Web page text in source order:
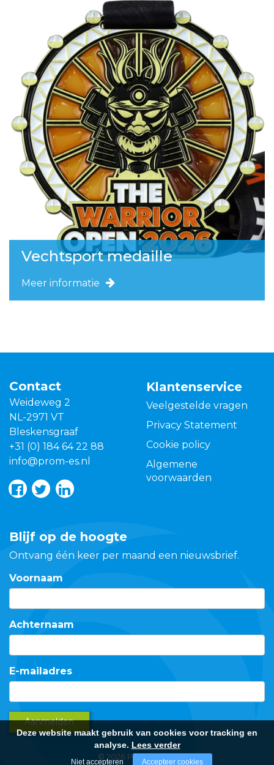
Vechtsport medaille
Meer informatie
Contact
Weideweg 2
NL-2971 VT
Bleskensgraaf
+31 (0) 184 64 22 88
info@prom-es.nl
Klantenservice
Veelgestelde vragen
Privacy Statement
Cookie policy
Algemene
voorwaarden
Blijf op de hoogte
Ontvang één keer per maand een nieuwsbrief.
Voornaam
Achternaam
E-mailadres
Aanmelden
© 2026 PROM'ES bv
Deze website maakt gebruik van cookies voor tracking en
analyse. Lees verder
Niet accepteren Accepteer cookies